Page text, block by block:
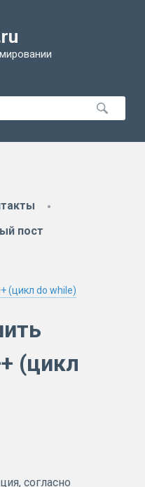
пост
(цикл do while)
(цикл
согласно